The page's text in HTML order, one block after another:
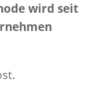
wird seit